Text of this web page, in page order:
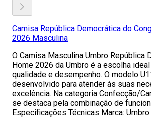
Camisa República Democrática do
2026 Masculina
O Camisa Masculina Umbro República
Home 2026 da Umbro é a escolha
qualidade e desempenho. O modelo
desenvolvido para atender às suas
excelência. Na categoria Confecção/
se destaca pela combinação de
Especificações Técnicas Marca: